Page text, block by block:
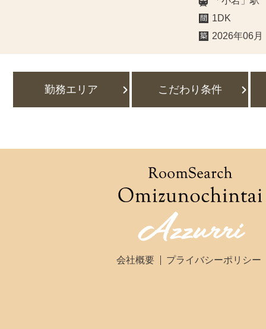
1DK
2026年06月
勤務エリア こだわり条件
会社概要 プライバシーポリシー